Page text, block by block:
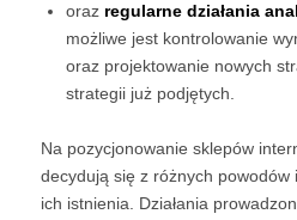
oraz regularne działania
możliwe jest kontrolowanie
oraz projektowanie nowych
strategii już podjętych.
Na pozycjonowanie sklepów
decydują się z różnych powodów
ich istnienia. Działania